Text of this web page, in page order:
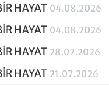
HAYAT 04.08.2026
HAYAT 04.08.2026
HAYAT 28.07.2026
HAYAT 21.07.2026